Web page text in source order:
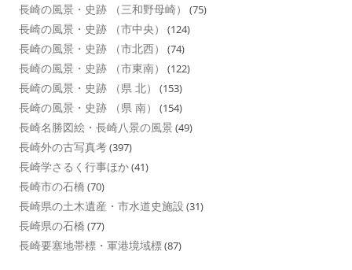
長崎の風景・史跡 （三和野母崎） (75)
長崎の風景・史跡 （市中央） (124)
長崎の風景・史跡 （市北西） (74)
長崎の風景・史跡 （市東南） (122)
長崎の風景・史跡 （県 北） (153)
長崎の風景・史跡 （県 南） (154)
長崎名勝図絵・長崎八景の風景 (49)
長崎外の古写真考(397)
長崎学さるく行事ほか(41)
長崎市の石橋 (70)
長崎県の土木遺産・市水道史施設 (31)
長崎県の石橋 (77)
長崎要塞地帯標・軍港境域標(87)